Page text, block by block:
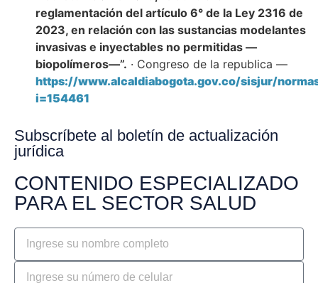
reglamentación del artículo 6° de la Ley 2316 de
2023, en relación con las sustancias modelantes
invasivas e inyectables no permitidas —
biopolímeros—”. · Congreso de la republica —
https://www.alcaldiabogota.gov.co/sisjur/
i=154461
Subscríbete al boletín de actualización
jurídica
CONTENIDO ESPECIALIZADO
PARA EL SECTOR SALUD